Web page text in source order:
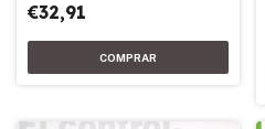
€32,91